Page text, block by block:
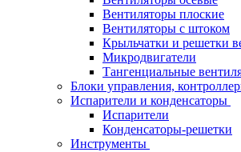
Вентиляторы плоские
Вентиляторы с штоком
Крыльчатки и решетки
Микродвигатели
Тангенциальные
Блоки управления,
Испарители и конденсаторы
Испарители
Конденсаторы-решетки
Инструменты